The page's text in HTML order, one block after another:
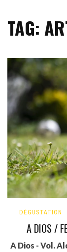
TAG:
DÉGUSTATION
A DIOS /
A Dios - Vol.